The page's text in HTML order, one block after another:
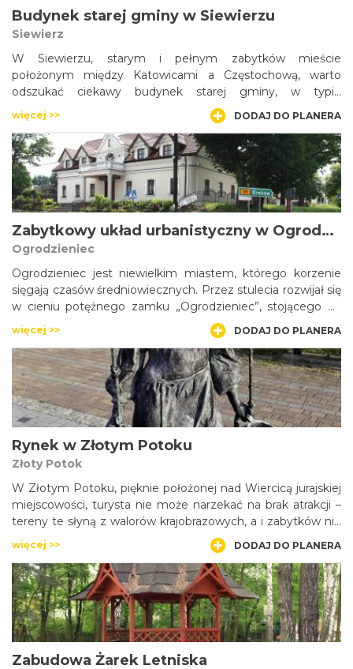
Budynek starej gminy w Siewierzu
Siewierz
W Siewierzu, starym i pełnym zabytków mieście
położonym między Katowicami a Częstochową, warto
odszukać ciekawy budynek starej gminy, w typie
dworkowym, stojący przy ul. Kościuszki - nieopodal kościoła
parafialnego. Dom, przykryty mansardowym dachem,
postawiła na przełomie XVIII i XIX wieku rodzina Franków.
W drugiej połowie XIX stulecia w budynku znalazły siedzibę
władze gminy. Obecnie mieści się w nim m.in. Izba Tradycji i
Kultury Dawnej w Siewierzu.
więcej >> DODAJ DO PLANERA
Zabytkowy układ urbanistyczny w Ogrodzieńcu
Ogrodzieniec
Ogrodzieniec jest niewielkim miastem, którego korzenie
sięgają czasów średniowiecznych. Przez stulecia rozwijał się
w cieniu potężnego zamku „Ogrodzieniec”, stojącego na
najwyższym jurajskim wzniesieniu – Górze Janowskiego.
Współczesne centrum miasta znajduje się w okolicach
placu Wolności, dawny rynek natomiast to obecny plac
Piłsudskiego, gdzie zachował się mocno przebudowany
gmach, w którym kiedyś mieścił się ratusz, a w jego pobliżu
– zabytkowy kościół.
więcej >> DODAJ DO PLANERA
Rynek w Złotym Potoku
Złoty Potok
W Złotym Potoku, pięknie położonej nad Wiercicą jurajskiej
miejscowości, turysta nie może narzekać na brak atrakcji –
tereny te słyną z walorów krajobrazowych, a i zabytków nie
brakuje. W centrum wioski warto zatrzymać się przez
moment na z dbałością odrestaurowanym rynku, znanym
pod nazwą placu św. Jana Chrzciciela. Zwiedzenia godny
jest kościół parafialny, sam zaś plac zdobi ładna studnia i
ciekawa spiżowa figura „Nosiwódki”.
więcej >> DODAJ DO PLANERA
Zabudowa Żarek Letniska